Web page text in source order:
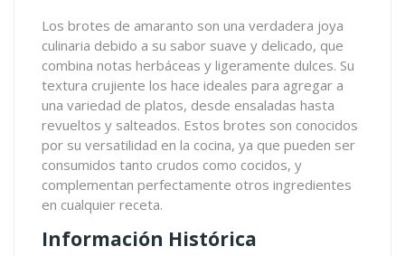
Los brotes de amaranto son una verdadera joya
culinaria debido a su sabor suave y delicado, que
combina notas herbáceas y ligeramente dulces. Su
textura crujiente los hace ideales para agregar a
una variedad de platos, desde ensaladas hasta
revueltos y salteados. Estos brotes son conocidos
por su versatilidad en la cocina, ya que pueden ser
consumidos tanto crudos como cocidos, y
complementan perfectamente otros ingredientes
en cualquier receta.
Información Histórica